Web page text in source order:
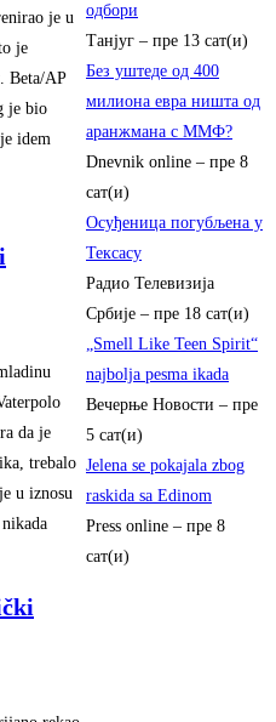
je u
je
Beta/AP
je bio
idem
da je
trebalo
u iznosu
одбори
Танјуг – пре 13 сат(и)
Без уштеде од 400
милиона евра ништа од
аранжмана с ММФ?
Dnevnik online – пре 8
сат(и)
Осуђеница погубљена у
Тексасу
Радио Телевизија
Србије – пре 18 сат(и)
„Smell Like Teen Spirit“
najbolja pesma ikada
Вечерње Новости – пре
5 сат(и)
Jelena se pokajala zbog
raskida sa Edinom
Press online – пре 8
сат(и)